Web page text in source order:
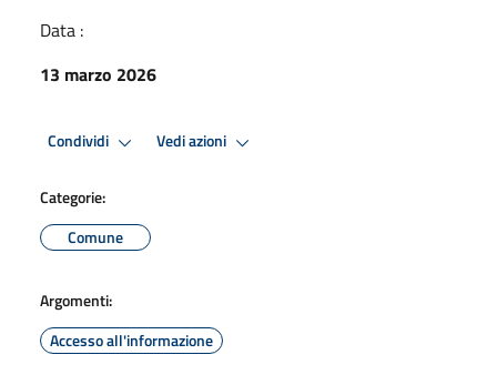
Data :
13 marzo 2026
Condividi Vedi azioni
Categorie:
Comune
Argomenti:
Accesso all'informazione